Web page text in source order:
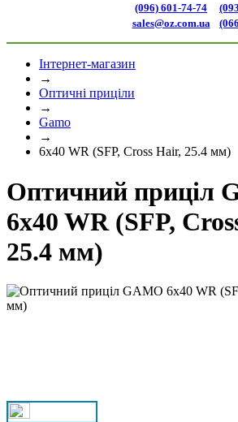
(096) 601-74-74
sales@oz.com.ua
Інтернет-магазин
→
Оптичні приціли
→
Gamo
→
6x40 WR (SFP, Cross Hair, 25.4 мм)
Оптичний приціл
6x40 WR (SFP,
25.4 мм)